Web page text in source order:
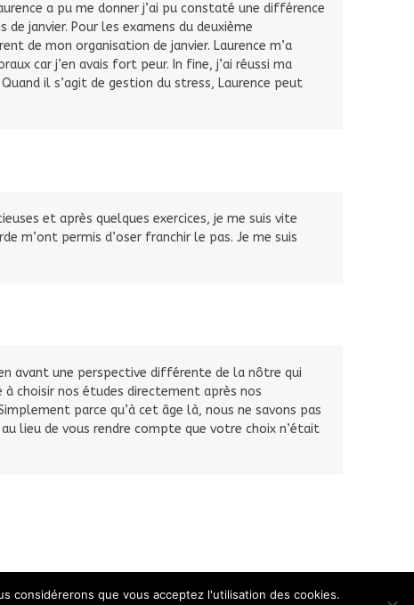
a pu me donner j’ai pu constaté une différence
janvier. Pour les examens du deuxième
de mon organisation de janvier. Laurence m’a
car j’en avais fort peur. In fine, j’ai réussi ma
il s’agit de gestion du stress, Laurence peut
et après quelques exercices, je me suis vite
m’ont permis d’oser franchir le pas. Je me suis
avant une perspective différente de la nôtre qui
à choisir nos études directement après nos
parce qu’à cet âge là, nous ne savons pas
lieu de vous rendre compte que votre choix n’était
considérerons que vous acceptez l'utilisation des cookies.